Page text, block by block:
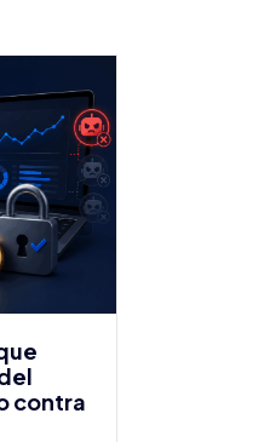
contra